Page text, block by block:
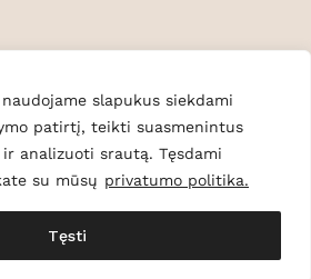
slapukus siekdami
patirtį, teikti suasmenintus
analizuoti srautą. Tęsdami
su mūsų privatumo politika.
Tęsti
© 2026 Glowe